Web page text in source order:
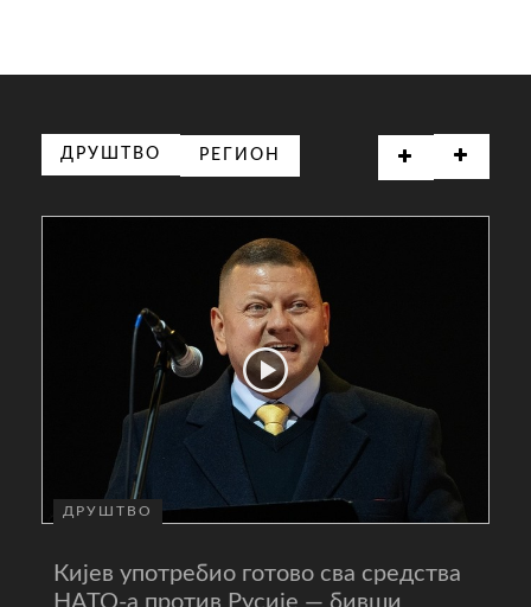
ДРУШТВО РЕГИОН
ДРУШТВО
Кијев употребио готово сва средства
НАТО-а против Русије — бивши